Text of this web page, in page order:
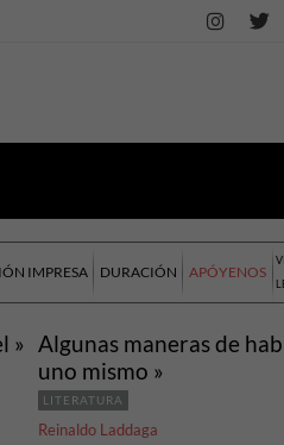
IMPRESA DURACIÓN APÓYENOS
» Algunas maneras de
uno mismo »
LITERATURA
Reinaldo Laddaga